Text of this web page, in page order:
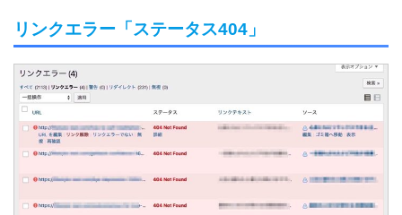
リンクエラー「ステータス404」